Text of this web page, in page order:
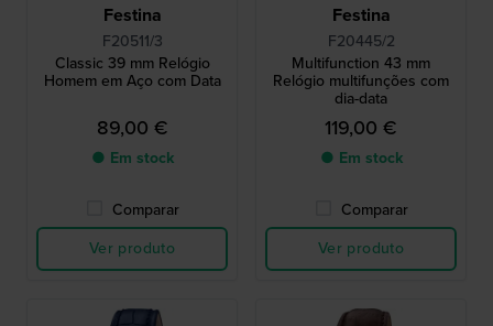
Festina
F20511/3
Classic 39 mm Relógio
Homem em Aço com Data
89,00 €
● Em stock
Comparar
Ver produto
Festina
F20445/2
Multifunction 43 mm
Relógio multifunções com
dia-data
119,00 €
● Em stock
Comparar
Ver produto